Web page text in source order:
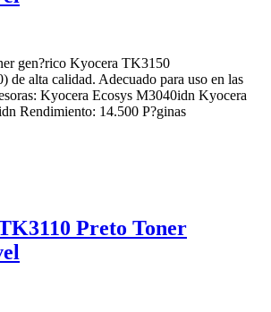
gen?rico Kyocera TK3150
alta calidad. Adecuado para uso en las
Kyocera Ecosys M3040idn Kyocera
Rendimiento: 14.500 P?ginas
Preto Toner